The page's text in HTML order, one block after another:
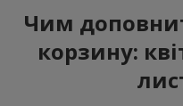
Чим
корзину: